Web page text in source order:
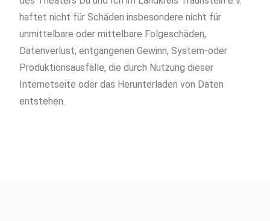
haftet nicht für Schäden insbesondere nicht für
unmittelbare oder mittelbare Folgeschäden,
Datenverlust, entgangenen Gewinn, System-oder
Produktionsausfälle, die durch Nutzung dieser
Internetseite oder das Herunterladen von Daten
entstehen.